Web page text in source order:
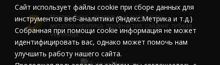
Мастер-Люкс - кровельные материалы:
металлочерепица, профнастил, сайдинг, гибкая
черепица
Cайт использует файлы cookie при сборе данных для
инструментов веб-аналитики (Яндекс.Метрика и т.д.)
Собранная при помощи cookie информация не может
идентифицировать вас, однако может помочь нам
улучшить работу нашего сайта.